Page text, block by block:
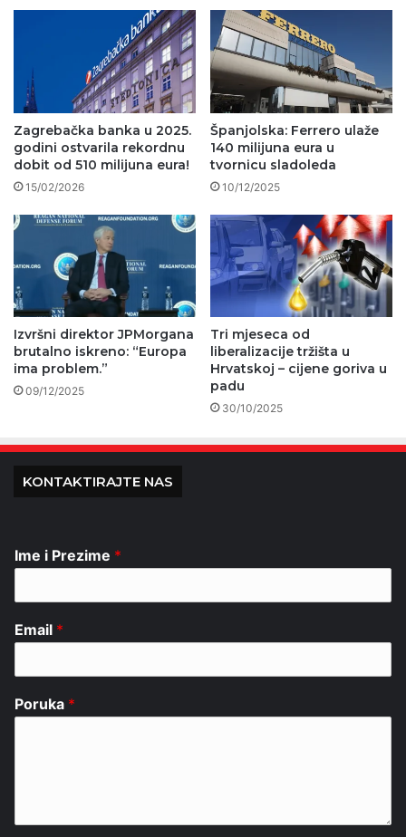
Zagrebačka banka u 2025.
godini ostvarila rekordnu
dobit od 510 milijuna eura!
15/02/2026
Španjolska: Ferrero ulaže
140 milijuna eura u
tvornicu sladoleda
10/12/2025
Izvršni direktor JPMorgana
brutalno iskreno: “Europa
ima problem.”
09/12/2025
Tri mjeseca od
liberalizacije tržišta u
Hrvatskoj – cijene goriva u
padu
30/10/2025
KONTAKTIRAJTE NAS
Ime i Prezime *
Email *
Poruka *